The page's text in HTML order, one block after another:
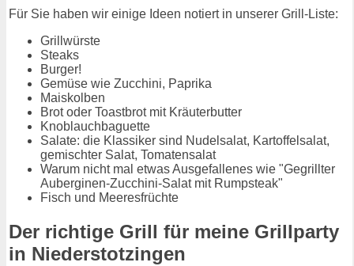
Für Sie haben wir einige Ideen notiert in unserer Grill-Liste:
Grillwürste
Steaks
Burger!
Gemüse wie Zucchini, Paprika
Maiskolben
Brot oder Toastbrot mit Kräuterbutter
Knoblauchbaguette
Salate: die Klassiker sind Nudelsalat, Kartoffelsalat,
gemischter Salat, Tomatensalat
Warum nicht mal etwas Ausgefallenes wie "Gegrillter
Auberginen-Zucchini-Salat mit Rumpsteak"
Fisch und Meeresfrüchte
Der richtige Grill für meine Grillparty
in Niederstotzingen